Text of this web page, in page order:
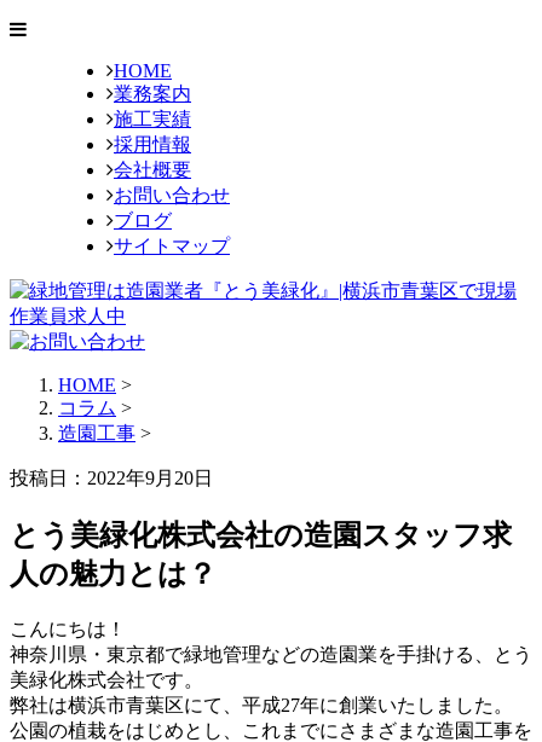
HOME
業務案内
施工実績
採用情報
会社概要
お問い合わせ
ブログ
サイトマップ
HOME >
コラム >
造園工事 >
投稿日：2022年9月20日
とう美緑化株式会社の造園スタッフ求
人の魅力とは？
こんにちは！
神奈川県・東京都で緑地管理などの造園業を手掛ける、とう
美緑化株式会社です。
弊社は横浜市青葉区にて、平成27年に創業いたしました。
公園の植栽をはじめとし、これまでにさまざまな造園工事を